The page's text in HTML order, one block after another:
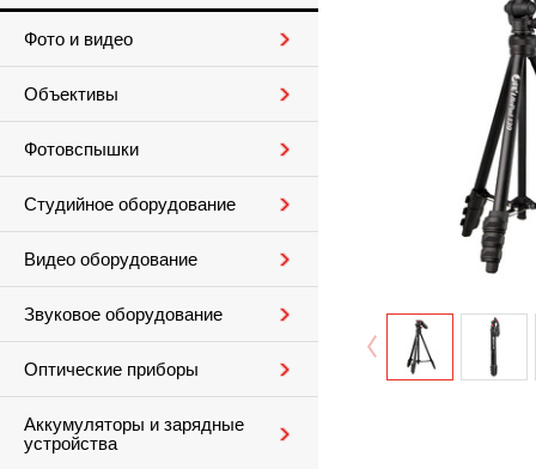
Фото и видео
Объективы
Фотовспышки
Студийное оборудование
Видео оборудование
Звуковое оборудование
Оптические приборы
Аккумуляторы и зарядные
устройства